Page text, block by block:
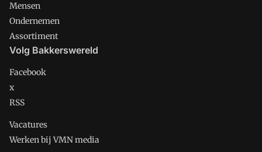
Mensen
Ondernemen
Assortiment
Volg Bakkerswereld
Facebook
x
RSS
Vacatures
Werken bij VMN media